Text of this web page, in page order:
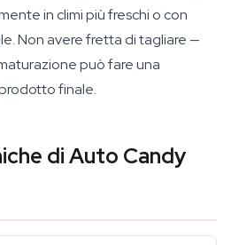
in climi più freschi o con
Non avere fretta di tagliare —
può fare una
finale.
di Auto Candy